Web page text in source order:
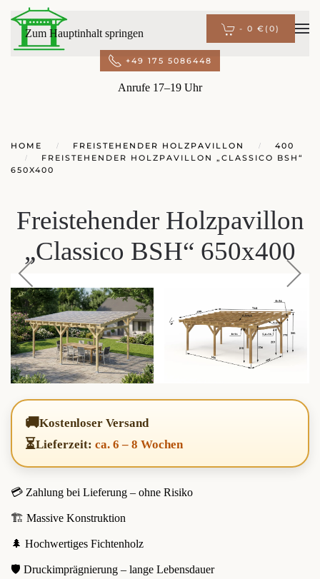
Zum Hauptinhalt springen - 0 € (0)
+49 175 5086448
Anrufe 17–19 Uhr
HOME FREISTEHENDER HOLZPAVILLON
400
FREISTEHENDER HOLZPAVILLON „CLASSICO BSH“
650X400
Freistehender Holzpavillon
„Classico BSH“ 650x400
🚚Kostenloser Versand
⏳Lieferzeit: ca. 6 – 8 Wochen
💳 Zahlung bei Lieferung – ohne Risiko
🏗️ Massive Konstruktion
🌲 Hochwertiges Fichtenholz
🛡️ Druckimprägnierung – lange Lebensdauer